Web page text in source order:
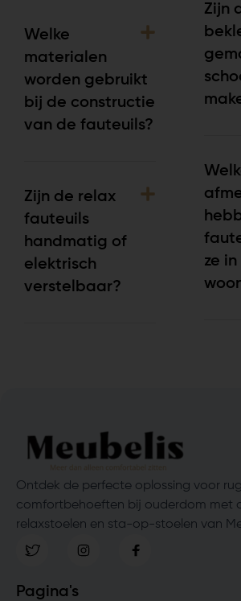
Welke
materialen
worden gebruikt
bij de constructie
van de fauteuils?
Zijn de relax
fauteuils
handmatig of
elektrisch
verstelbaar?
Zijn
ze
Ontdek de perfecte oplossing voor
comfortbehoeften bij ouderdom met
relaxstoelen en sta-op-stoelen van
Pagina's